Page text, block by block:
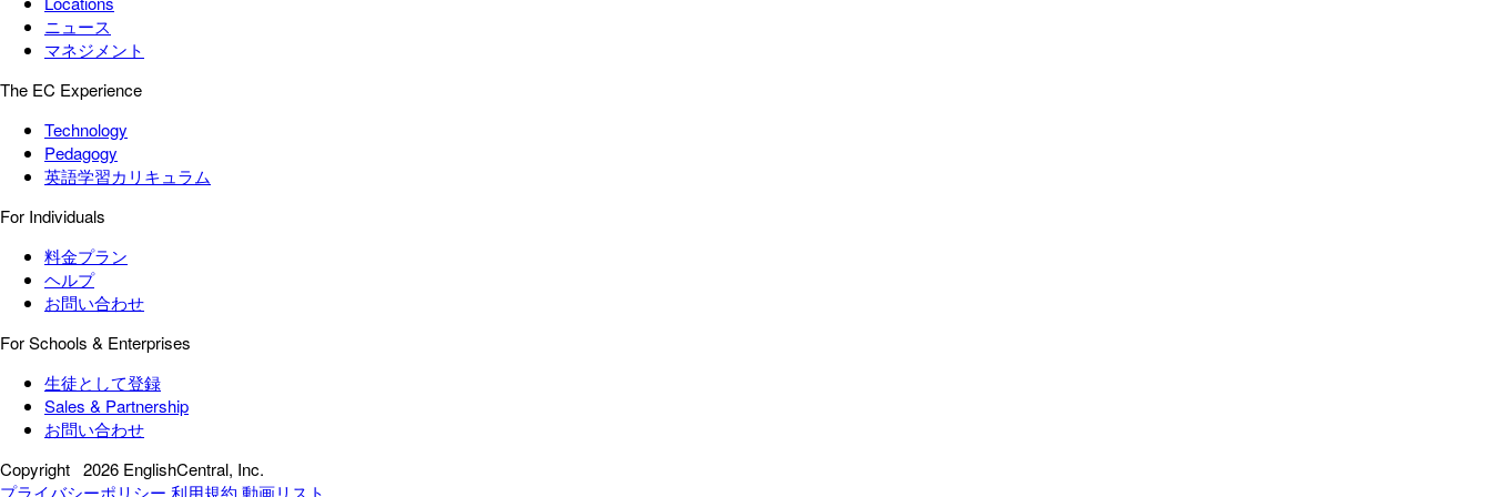
ニュース
マネジメント
The EC Experience
Technology
Pedagogy
英語学習カリキュラム
For Individuals
料金プラン
ヘルプ
お問い合わせ
For Schools & Enterprises
生徒として登録
Sales & Partnership
お問い合わせ
Copyright 2026 EnglishCentral, Inc.